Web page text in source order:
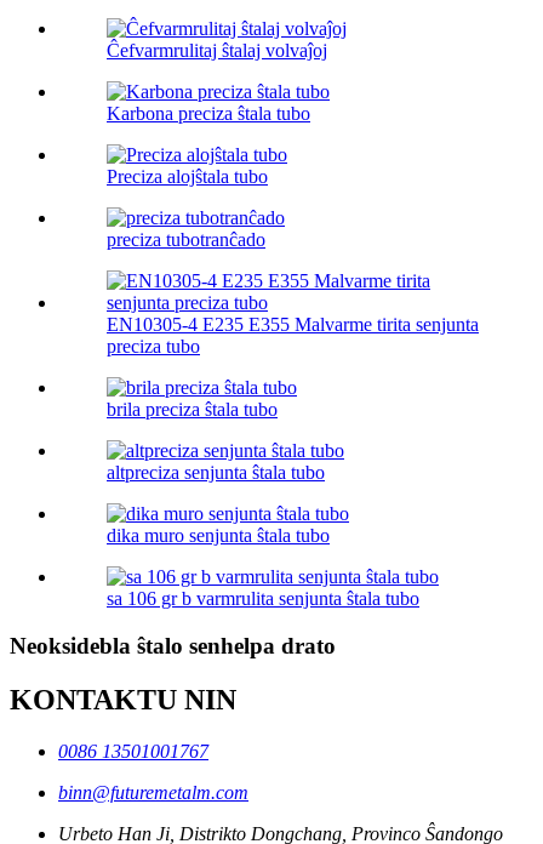
Ĉefvarmrulitaj ŝtalaj volvaĵoj
Karbona preciza ŝtala tubo
Preciza alojŝtala tubo
preciza tubotranĉado
EN10305-4 E235 E355 Malvarme tirita senjunta
preciza tubo
brila preciza ŝtala tubo
altpreciza senjunta ŝtala tubo
dika muro senjunta ŝtala tubo
sa 106 gr b varmrulita senjunta ŝtala tubo
Neoksidebla ŝtalo senhelpa drato
KONTAKTU NIN
0086 13501001767
binn@futuremetalm.com
Urbeto Han Ji, Distrikto Dongchang, Provinco Ŝandongo